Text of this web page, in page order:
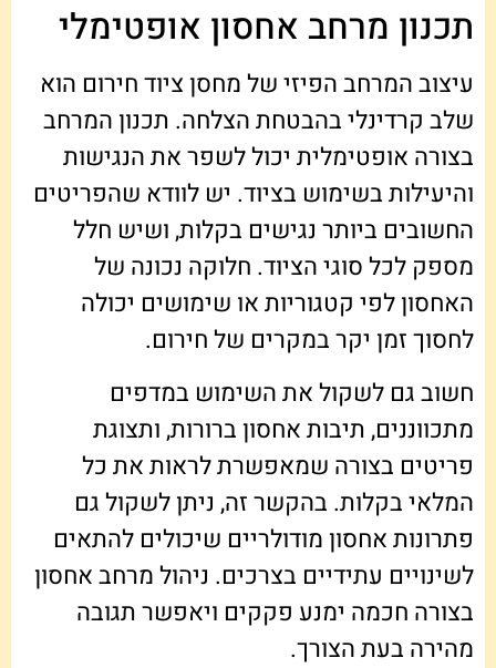
תכנון מרחב אחסון אופטימלי
עיצוב המרחב הפיזי של מחסן ציוד חירום הוא
שלב קרדינלי בהבטחת הצלחה. תכנון המרחב
בצורה אופטימלית יכול לשפר את הנגישות
והיעילות בשימוש בציוד. יש לוודא שהפריטים
החשובים ביותר נגישים בקלות, ושיש חלל
מספק לכל סוגי הציוד. חלוקה נכונה של
האחסון לפי קטגוריות או שימושים יכולה
לחסוך זמן יקר במקרים של חירום.
חשוב גם לשקול את השימוש במדפים
מתכווננים, תיבות אחסון ברורות, ותצוגת
פריטים בצורה שמאפשרת לראות את כל
המלאי בקלות. בהקשר זה, ניתן לשקול גם
פתרונות אחסון מודולריים שיכולים להתאים
לשינויים עתידיים בצרכים. ניהול מרחב אחסון
בצורה חכמה ימנע פקקים ויאפשר תגובה
מהירה בעת הצורך.